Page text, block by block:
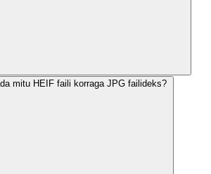
mitu HEIF faili korraga JPG failideks?